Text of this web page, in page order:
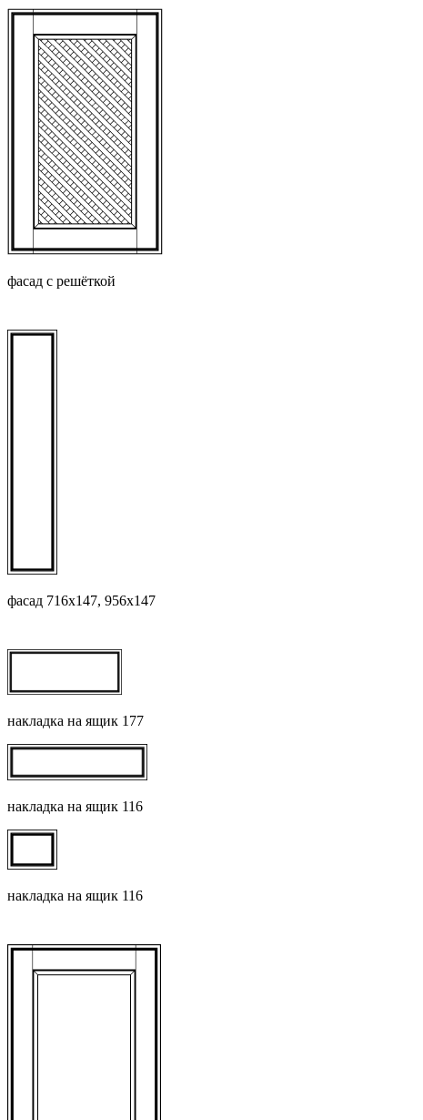
фасад с решёткой
фасад 716х147, 956х147
накладка на ящик 177
накладка на ящик 116
накладка на ящик 116